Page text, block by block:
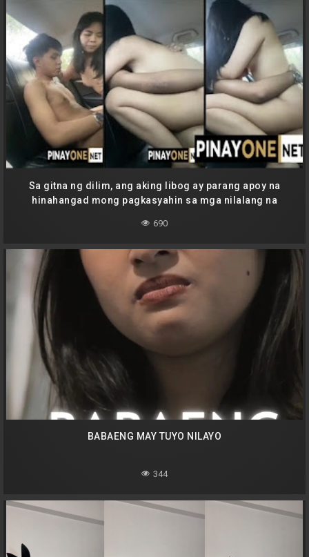
Sa gitna ng dilim, ang aking libog ay parang apoy na
hinahangad mong pagkasyahin sa mga nilalang na
magpigil pa
690
BABAENG MAY TUYO NILAYO
344